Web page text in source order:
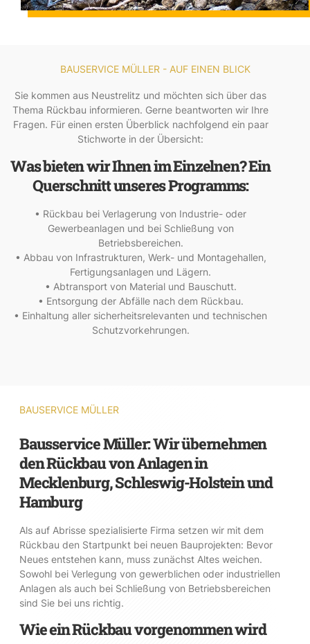
BAUSERVICE MÜLLER - AUF EINEN BLICK
Sie kommen aus Neustrelitz und möchten sich über das
Thema Rückbau informieren. Gerne beantworten wir Ihre
Fragen. Für einen ersten Überblick nachfolgend ein paar
Stichworte in der Übersicht:
Was bieten wir Ihnen im Einzelnen? Ein
Querschnitt unseres Programms:
• Rückbau bei Verlagerung von Industrie- oder
Gewerbeanlagen und bei Schließung von
Betriebsbereichen.
• Abbau von Infrastrukturen, Werk- und Montagehallen,
Fertigungsanlagen und Lägern.
• Abtransport von Material und Bauschutt.
• Entsorgung der Abfälle nach dem Rückbau.
• Einhaltung aller sicherheitsrelevanten und technischen
Schutzvorkehrungen.
BAUSERVICE MÜLLER
Bausservice Müller: Wir übernehmen
den Rückbau von Anlagen in
Mecklenburg, Schleswig-Holstein und
Hamburg
Als auf Abrisse spezialisierte Firma setzen wir mit dem
Rückbau den Startpunkt bei neuen Bauprojekten: Bevor
Neues entstehen kann, muss zunächst Altes weichen.
Sowohl bei Verlegung von gewerblichen oder industriellen
Anlagen als auch bei Schließung von Betriebsbereichen
sind Sie bei uns richtig.
Wie ein Rückbau vorgenommen wird